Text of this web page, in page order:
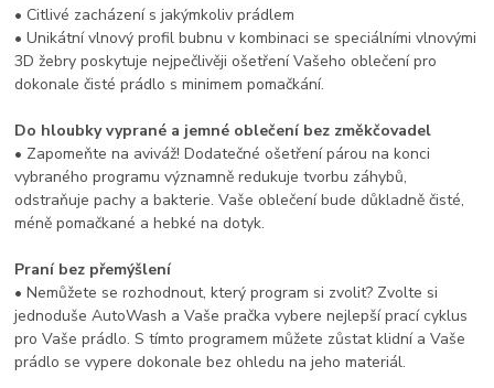
• Citlivé zacházení s jakýmkoliv prádlem
• Unikátní vlnový profil bubnu v kombinaci se speciálními vlnovými
3D žebry poskytuje nejpečlivěji ošetření Vašeho oblečení pro
dokonale čisté prádlo s minimem pomačkání.
Do hloubky vyprané a jemné oblečení bez změkčovadel
• Zapomeňte na aviváž! Dodatečné ošetření párou na konci
vybraného programu významně redukuje tvorbu záhybů,
odstraňuje pachy a bakterie. Vaše oblečení bude důkladně čisté,
méně pomačkané a hebké na dotyk.
Praní bez přemýšlení
• Nemůžete se rozhodnout, který program si zvolit? Zvolte si
jednoduše AutoWash a Vaše pračka vybere nejlepší prací cyklus
pro Vaše prádlo. S tímto programem můžete zůstat klidní a Vaše
prádlo se vypere dokonale bez ohledu na jeho materiál.